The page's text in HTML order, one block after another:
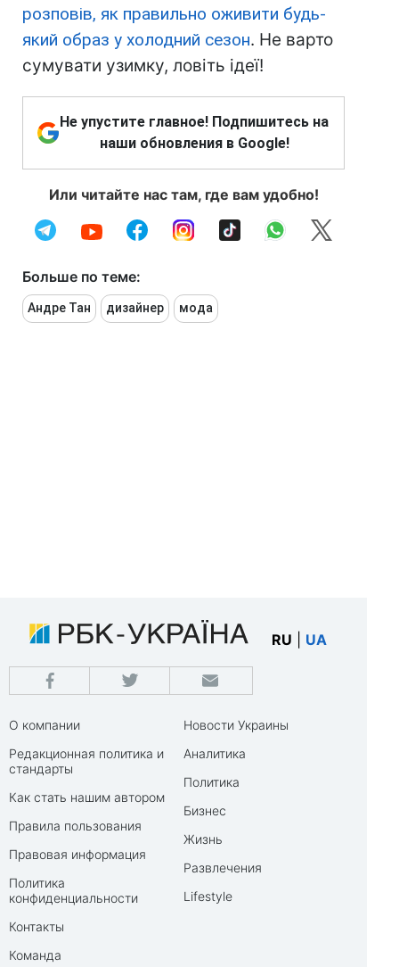
розповів, як правильно оживити будь-
який образ у холодний сезон. Не варто
сумувати узимку, ловіть ідеї!
Не упустите главное! Подпишитесь на
наши обновления в Google!
Или читайте нас там, где вам удобно!
Больше по теме:
Андре Тан дизайнер мода
RU UA
О компании
Редакционная политика и
стандарты
Как стать нашим автором
Правила пользования
Правовая информация
Политика
конфиденциальности
Контакты
Команда
Новости Украины
Аналитика
Политика
Бизнес
Жизнь
Развлечения
Lifestyle